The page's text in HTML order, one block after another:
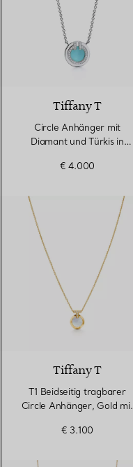
Tiffany T
Circle Anhänger mit
Diamant und Türkis in
€ 4.000
Tiffany T
T1 Beidseitig tragbarer
Circle Anhänger, Gold mit
€ 3.100